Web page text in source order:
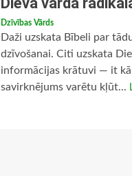
Dzīvības Vārds
Daži uzskata Bībeli par
dzīvošanai. Citi uzskata
informācijas krātuvi — it
savirknējums varētu kļūt...